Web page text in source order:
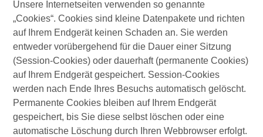
Unsere Internetseiten verwenden so genannte
„Cookies“. Cookies sind kleine Datenpakete und richten
auf Ihrem Endgerät keinen Schaden an. Sie werden
entweder vorübergehend für die Dauer einer Sitzung
(Session-Cookies) oder dauerhaft (permanente Cookies)
auf Ihrem Endgerät gespeichert. Session-Cookies
werden nach Ende Ihres Besuchs automatisch gelöscht.
Permanente Cookies bleiben auf Ihrem Endgerät
gespeichert, bis Sie diese selbst löschen oder eine
automatische Löschung durch Ihren Webbrowser erfolgt.